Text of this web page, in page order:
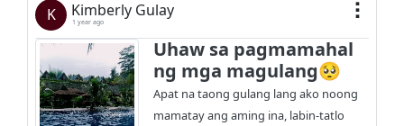
K Kimberly Gulay
1 year ago
Uhaw sa pagmamahal
ng mga magulang🥺
Apat na taong gulang lang ako noong
mamatay ang aming ina, labin-tatlo